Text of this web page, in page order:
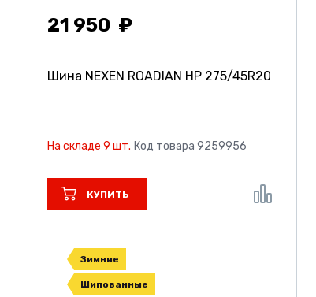
21 950
Шина NEXEN ROADIAN HP 275/45R20
На складе 9 шт. Код товара 9259956
КУПИТЬ
Зимние
Шипованные